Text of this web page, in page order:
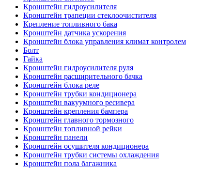
Кронштейн гидроусилителя
Кронштейн трапеции стеклоочистителя
Крепление топливного бака
Кронштейн датчика ускорения
Кронштейн блока управления климат контролем
Болт
Гайка
Кронштейн гидроусилителя руля
Кронштейн расширительного бачка
Кронштейн блока реле
Кронштейн трубки кондиционера
Кронштейн вакуумного ресивера
Кронштейн крепления бампера
Кронштейн главного тормозного
Кронштейн топливной рейки
Кронштейн панели
Кронштейн осушителя кондиционера
Кронштейн трубки системы охлаждения
Кронштейн пола багажника